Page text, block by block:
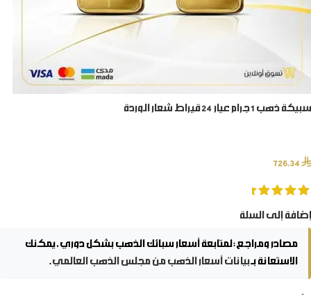
سبيكة ذهب 1 جرام عيار 24 قيراط شعار الوردة
⃁
إضافة إلى السلة
مصادر ومراجع: لمتابعة أسعار سبائك الذهب بشكل دوري، يمكنك
الاستعانة بـبيانات أسعار الذهب من مجلس الذهب العالمي.